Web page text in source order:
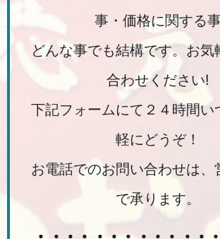
事・価格に関する
どんな事でも結構です。お気
合わせください!
下記フォームにて２４時間い
軽にどうぞ！
お電話でのお問い合わせは、
で承ります。